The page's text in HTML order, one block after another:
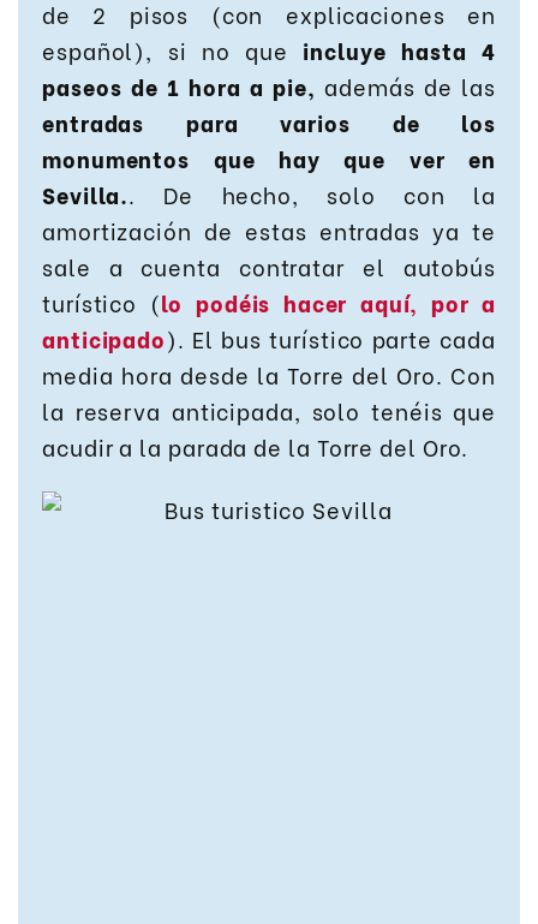
de 2 pisos (con explicaciones en
español), si no que incluye hasta 4
paseos de 1 hora a pie,además de las
entradas para varios de los
monumentos que hay que ver en
Sevilla.. De hecho, solo con la
amortización de estas entradas ya te
sale a cuenta contratar el autobús
turístico (lo podéis hacer aquí, por a
anticipado). El bus turístico parte cada
media hora desde la Torre del Oro. Con
la reserva anticipada, solo tenéis que
acudir a la parada de la Torre del Oro.